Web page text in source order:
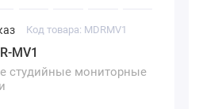
Код товара: MDRMV1
MV1
студийные мониторные